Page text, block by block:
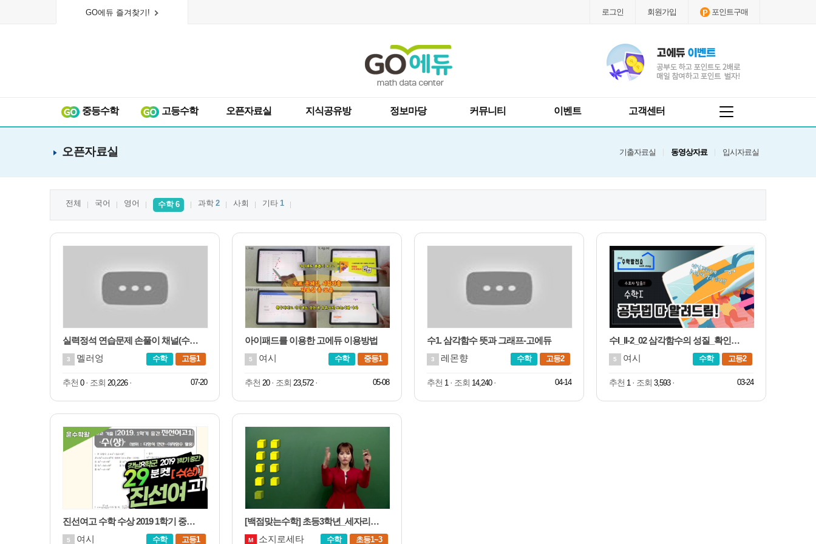
GO에듀 즐겨찾기! 로그인 회원가입 포인트구매
중등수학 고등수학 오픈자료실 지식공유방 정보마당 커뮤니티 이벤트 고객센터
오픈자료실 기출자료실 동영상자료 입시자료실
전체 국어 영어 수학6 과학 2 사회 기타 1
실력정석 연습문제 손풀이 채널(수상,하 업로드완료)
3 멜러엉 수학 고등1
추천 0· 조회 20,226· 07-20
아이패드를 이용한 고에듀 이용방법
5 여시 수학 중등1
추천 20· 조회 23,572· 05-08
수1. 삼각함수 뜻과 그래프-고에듀
3 레몬향 수학 고등2
추천 1 · 조회 14,240· 04-14
수I_II-2_02 삼각함수의 성질_확인체크
5 여시 수학 고등2
추천 1 · 조회 3,593· 03-24
진선여고 수학 수상 2019 1학기 중간고사 (전문항) 풀이
5 여시 수학 고등1
[백점맞는수학] 초등3학년_세자리수의덧셈1
M 소지로세타 수학 초등1~3